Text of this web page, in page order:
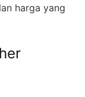
harga yang